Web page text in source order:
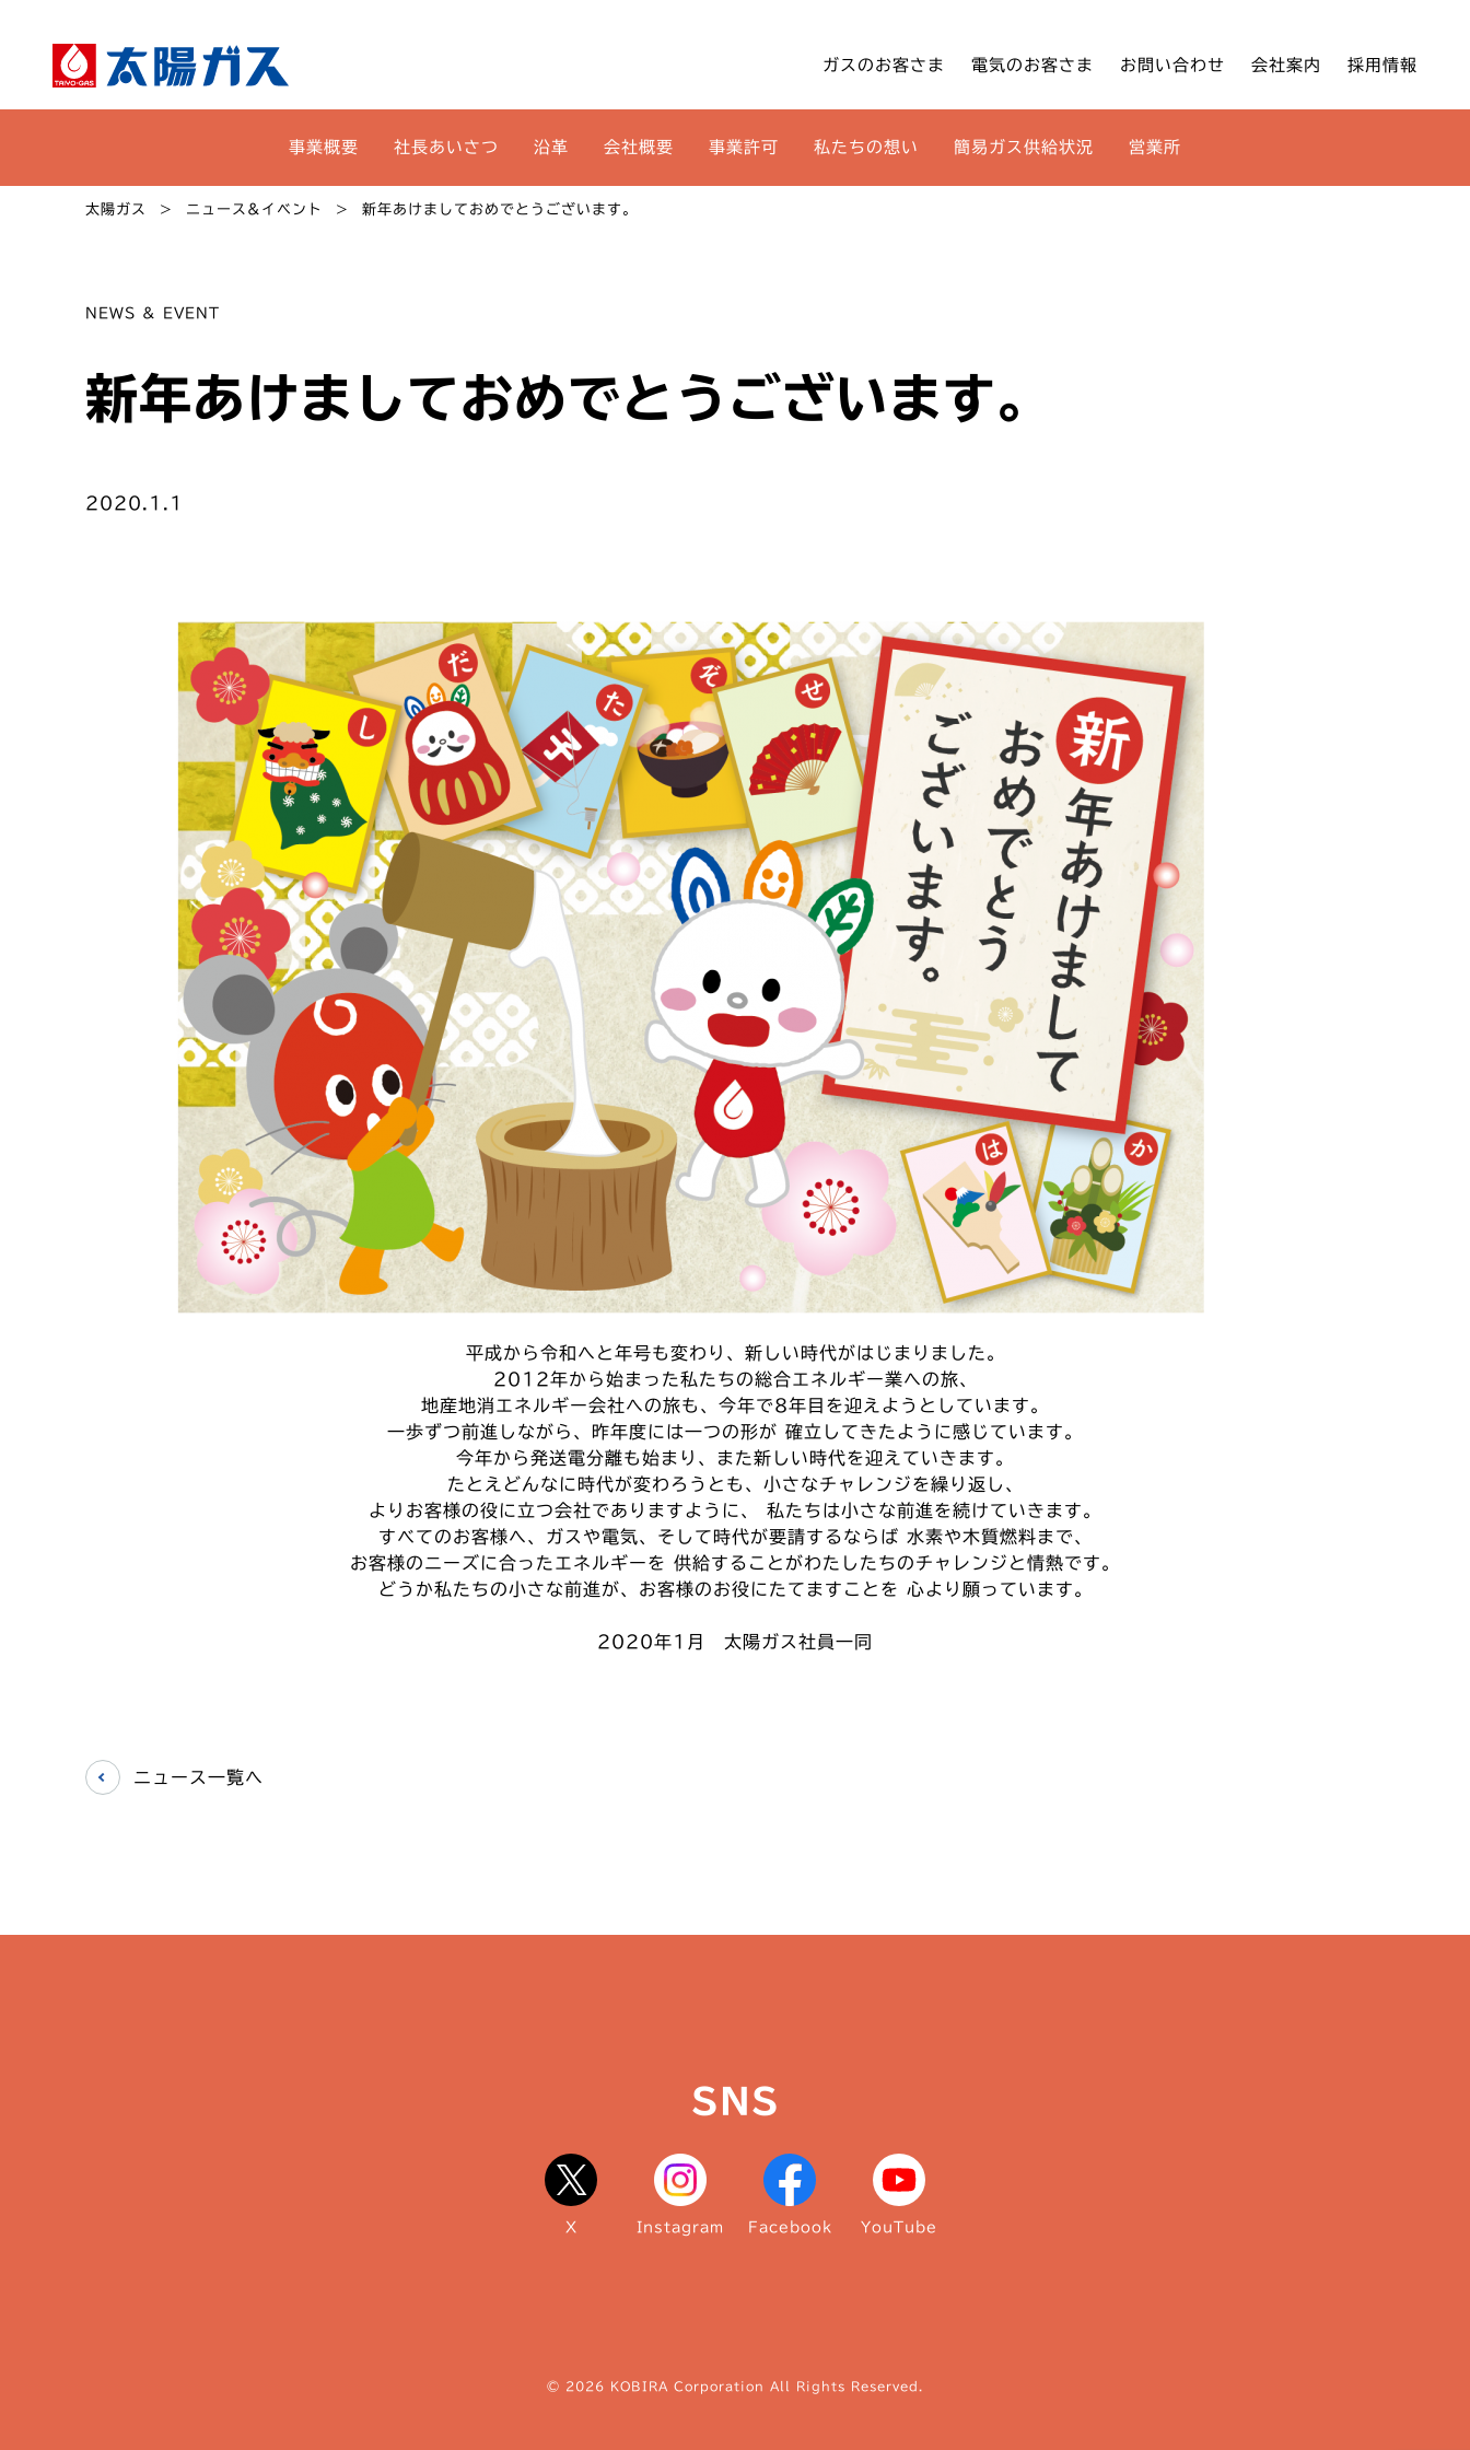
ガスのお客さま 電気のお客さま お問い合わせ 会社案内 採用情報
事業概要 社長あいさつ 沿革 会社概要 事業許可 私たちの想い 簡易ガス供給状況 営業所
太陽ガス ニュース&イベント 新年あけましておめでとうございます。
NEWS & EVENT
新年あけましておめでとうございます。
2020.1.1
平成から令和へと年号も変わり、新しい時代がはじまりました。
2012年から始まった私たちの総合エネルギー業への旅、
地産地消エネルギー会社への旅も、今年で8年目を迎えようとしています。
一歩ずつ前進しながら、昨年度には一つの形が 確立してきたように感じています。
今年から発送電分離も始まり、また新しい時代を迎えていきます。
たとえどんなに時代が変わろうとも、小さなチャレンジを繰り返し、
よりお客様の役に立つ会社でありますように、 私たちは小さな前進を続けていきます。
すべてのお客様へ、ガスや電気、そして時代が要請するならば 水素や木質燃料まで、
お客様のニーズに合ったエネルギーを 供給することがわたしたちのチャレンジと情熱です。
どうか私たちの小さな前進が、お客様のお役にたてますことを 心より願っています。
2020年1月 太陽ガス社員一同
ニュース一覧へ
SNS
X Instagram Facebook YouTube
© 2026 KOBIRA Corporation All Rights Reserved.